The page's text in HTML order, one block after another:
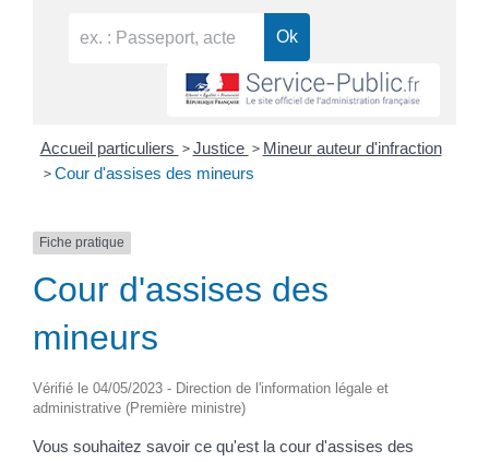
Accueil particuliers > Justice > Mineur auteur d'infraction
> Cour d'assises des mineurs
Fiche pratique
Cour d'assises des
mineurs
Vérifié le 04/05/2023 - Direction de l'information légale et
administrative (Première ministre)
Vous souhaitez savoir ce qu'est la cour d'assises des